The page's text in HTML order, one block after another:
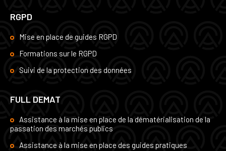
RGPD
Mise en place de guides RGPD
Formations sur le RGPD
Suivi de la protection des données
FULL DEMAT
Assistance à la mise en place de la dématérialisation de la
passation des marchés publics
Assistance à la mise en place des guides pratiques